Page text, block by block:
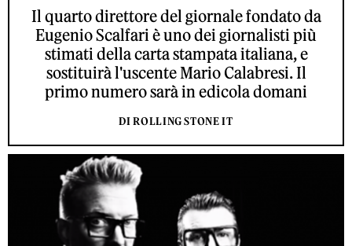
Il quarto direttore del giornale fondato da
Eugenio Scalfari è uno dei giornalisti più
stimati della carta stampata italiana, e
sostituirà l'uscente Mario Calabresi. Il
primo numero sarà in edicola domani
DI ROLLING STONE IT